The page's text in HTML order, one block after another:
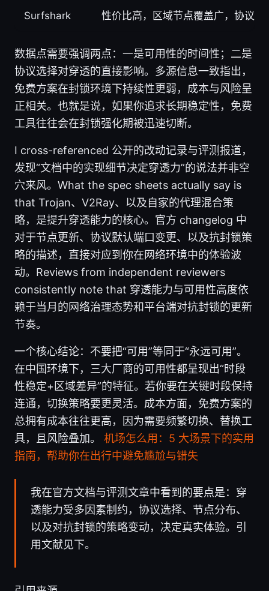
Surfshark 性价比高，区域节点覆盖广，协议选
数据点需要强调两点：一是可用性的时间性；二是
协议选择对穿透的直接影响。多源信息一致指出，
免费方案在封锁环境下持续性更弱，成本与风险呈
正相关。也就是说，如果你追求长期稳定性，免费
工具往往会在封锁强化期被迅速切断。
I cross-referenced 公开的改动记录与评测报道，
发现“文档中的实现细节决定穿透力”的说法并非空
穴来风。What the spec sheets actually say is
that Trojan、V2Ray、以及自家的代理混合策
略，是提升穿透能力的核心。官方 changelog 中
对于节点更新、协议默认端口变更、以及抗封锁策
略的描述，直接对应到你在网络环境中的体验波
动。Reviews from independent reviewers
consistently note that 穿透能力与可用性高度依
赖于当月的网络治理态势和平台端对抗封锁的更新
节奏。
一个核心结论：不要把“可用”等同于“永远可用”。
在中国环境下，三大厂商的可用性都呈现出“时段
性稳定+区域差异”的特征。若你要在关键时段保持
连通，切换策略要更灵活。成本方面，免费方案的
总拥有成本往往更高，因为需要频繁切换、替换工
具，且风险叠加。 机场怎么用：5 大场景下的实用
指南，帮助你在出行中避免尴尬与错失
我在官方文档与评测文章中看到的要点是：穿
透能力受多因素制约，协议选择、节点分布、
以及对抗封锁的策略变动，决定真实体验。引
用文献见下。